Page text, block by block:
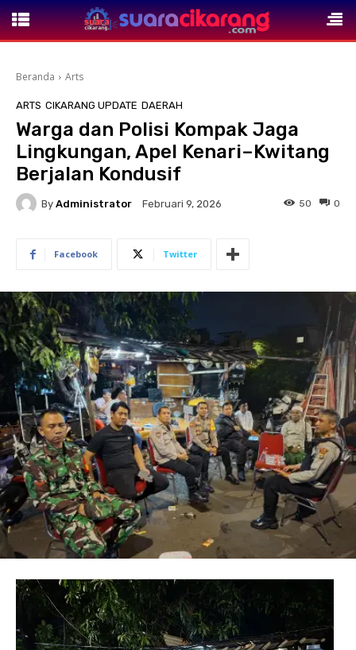
Beranda Arts
ARTS CIKARANG UPDATE DAERAH
Warga dan Polisi Kompak Jaga
Lingkungan, Apel Kenari–Kwitang
Berjalan Kondusif
By Administrator Februari 9, 2026 0
50
Facebook Twitter